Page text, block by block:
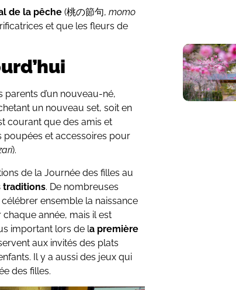
de la pêche (桃の節句,momo
et que les fleurs de
d’un nouveau-né,
un nouveau set, soit en
courant que des amis et
poupées et accessoires pour
).
de la Journée des filles au
traditions. De nombreuses
ensemble la naissance
chaque année, mais il est
important lors de la première
aux invités des plats
Il y a aussi des jeux qui
des filles.